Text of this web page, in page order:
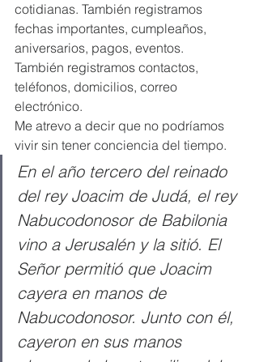
cotidianas. También registramos
fechas importantes, cumpleaños,
aniversarios, pagos, eventos.
También registramos contactos,
teléfonos, domicilios, correo
electrónico.
Me atrevo a decir que no podríamos
vivir sin tener conciencia del tiempo.
En el año tercero del reinado
del rey Joacim de Judá, el rey
Nabucodonosor de Babilonia
vino a Jerusalén y la sitió. El
Señor permitió que Joacim
cayera en manos de
Nabucodonosor. Junto con él,
cayeron en sus manos